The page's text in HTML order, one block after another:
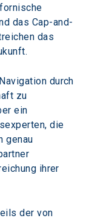
das Cap-and-
das
durch
zu
ein
die
genau
ihrer
der von